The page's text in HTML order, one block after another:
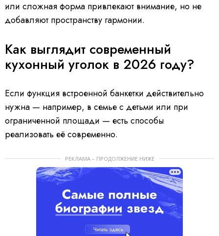
или сложная форма привлекают внимание, но не
добавляют пространству гармонии.
Как выглядит современный
кухонный уголок в 2026 году?
Если функция встроенной банкетки действительно
нужна — например, в семье с детьми или при
ограниченной площади — есть способы
реализовать её современно.
РЕКЛАМА – ПРОДОЛЖЕНИЕ НИЖЕ